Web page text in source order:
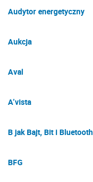
Audytor energetyczny
Aukcja
Aval
A’vista
B jak Bajt, Bit i Bluetooth
BFG